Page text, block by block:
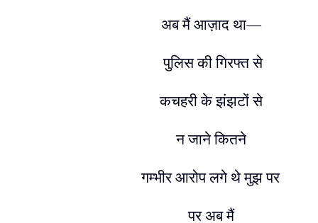
अब मैं आज़ाद था—
पुलिस की गिरफ्त से
कचहरी के झंझटों से
न जाने कितने
गम्भीर आरोप लगे थे मुझ पर
पर अब मैं